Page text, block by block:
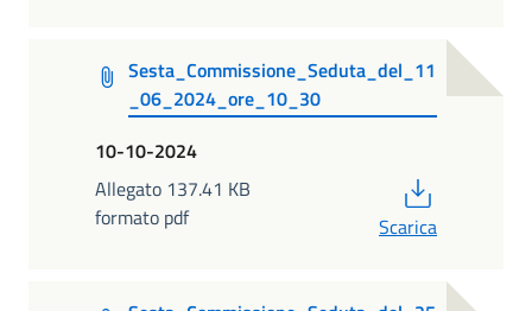
Sesta_Commissione_Seduta_del_11
_06_2024_ore_10_30
10-10-2024
Allegato 137.41 KB
formato pdf
Scarica